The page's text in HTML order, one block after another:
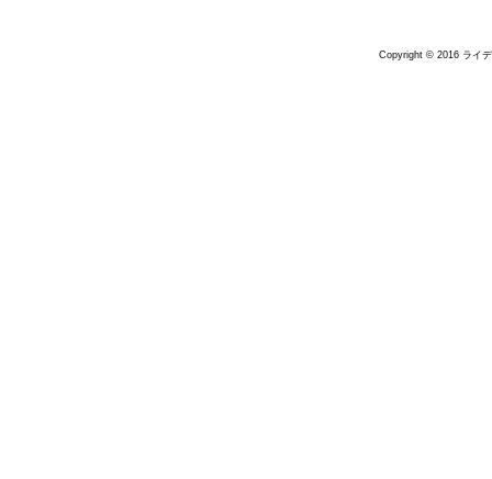
Copyright © 2016 ライ